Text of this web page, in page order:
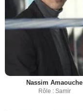
Nassim Amaouche
Rôle : Samir